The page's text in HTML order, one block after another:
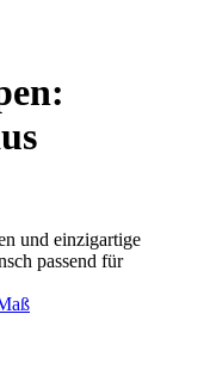
und einzigartige
passend für